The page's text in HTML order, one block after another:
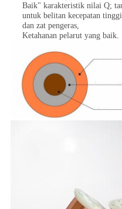
Baik" karakteristik nilai Q;
untuk belitan kecepatan
dan zat pengeras,
Ketahanan pelarut yang baik.